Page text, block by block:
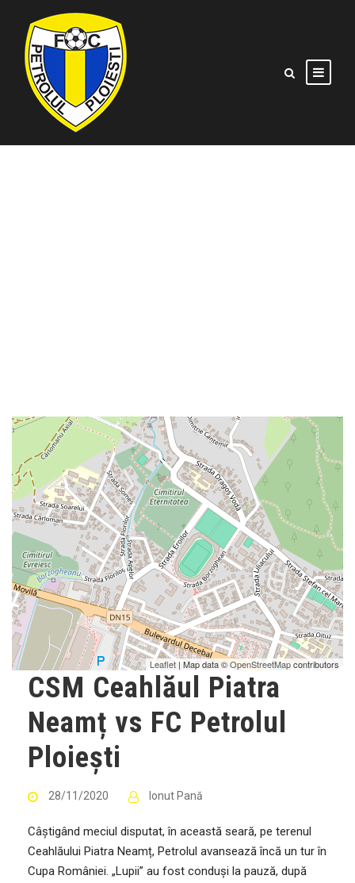
Leaflet | Map data ©OpenStreetMapcontributors
CSM Ceahlăul Piatra
Neamț vs FC Petrolul
Ploiești
28/11/2020 Ionut Pană
Câștigând meciul disputat, în această seară, pe terenul
Ceahlăului Piatra Neamț, Petrolul avansează încă un tur în
Cupa României. „Lupii” au fost conduși la pauză, după